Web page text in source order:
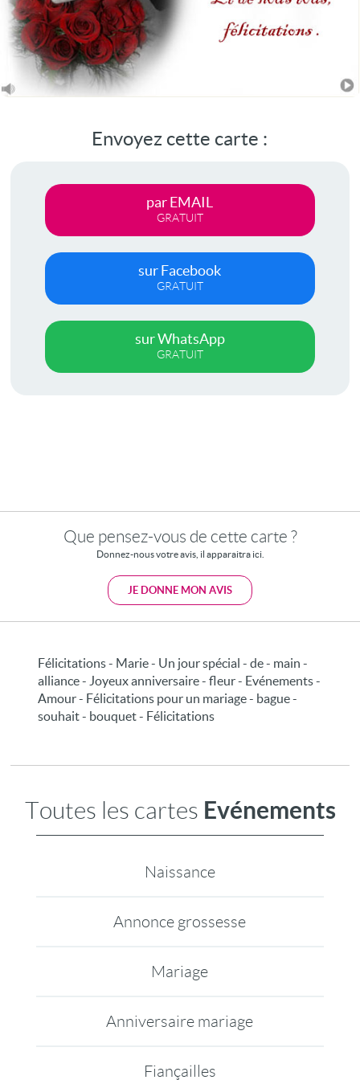
Envoyez cette carte :
par EMAIL
GRATUIT
sur Facebook
GRATUIT
sur WhatsApp
GRATUIT
Que pensez-vous de cette carte ?
Donnez-nous votre avis, il apparaitra ici.
JE DONNE MON AVIS
Félicitations - Marie - Un jour spécial - de - main -
alliance - Joyeux anniversaire - fleur - Evénements -
Amour - Félicitations pour un mariage - bague -
souhait - bouquet - Félicitations
Toutes les cartes Evénements
Naissance
Annonce grossesse
Mariage
Anniversaire mariage
Fiançailles